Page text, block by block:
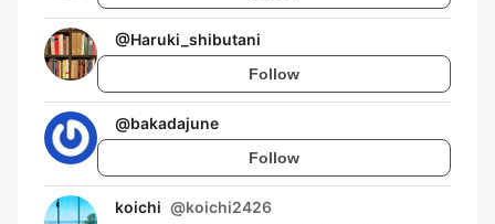
@Haruki_shibutani
Follow
@bakadajune
Follow
koichi @koichi2426